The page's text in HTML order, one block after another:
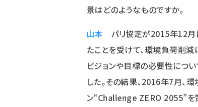
景はどのようなものですか。
山本 パリ協定が2015年12
たことを受けて、環境負荷削
ビジョンや目標の必要性につ
した。その結果、2016年7月、
ン“Challenge ZERO 2055”を